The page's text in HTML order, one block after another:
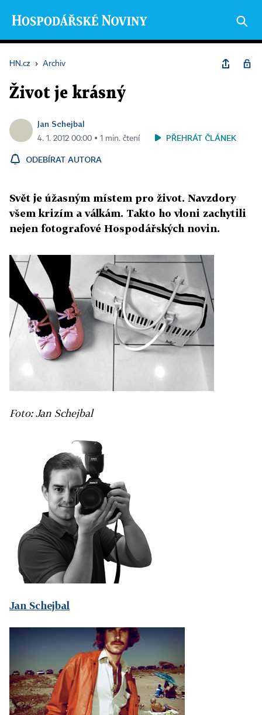
HN.cz › Archiv
Život je krásný
Jan Schejbal
4. 1. 2012 00:00 ▪ 1 min. čtení PŘEHRÁT ČLÁNEK
ODEBÍRAT AUTORA
Svět je úžasným místem pro život. Navzdory
všem krizím a válkám. Takto ho vloni zachytili
nejen fotografové Hospodářských novin.
Foto: Jan Schejbal
Jan Schejbal